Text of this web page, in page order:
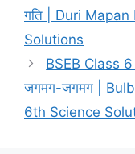
गति | Duri
Solutions
BSEB Class
जगमग-जगमग |
6th Science